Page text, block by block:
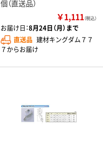
個（直送品）
￥1,111（税込）
お届け日：8月24日（月）まで
直送品 建材キングダム７７
７からお届け